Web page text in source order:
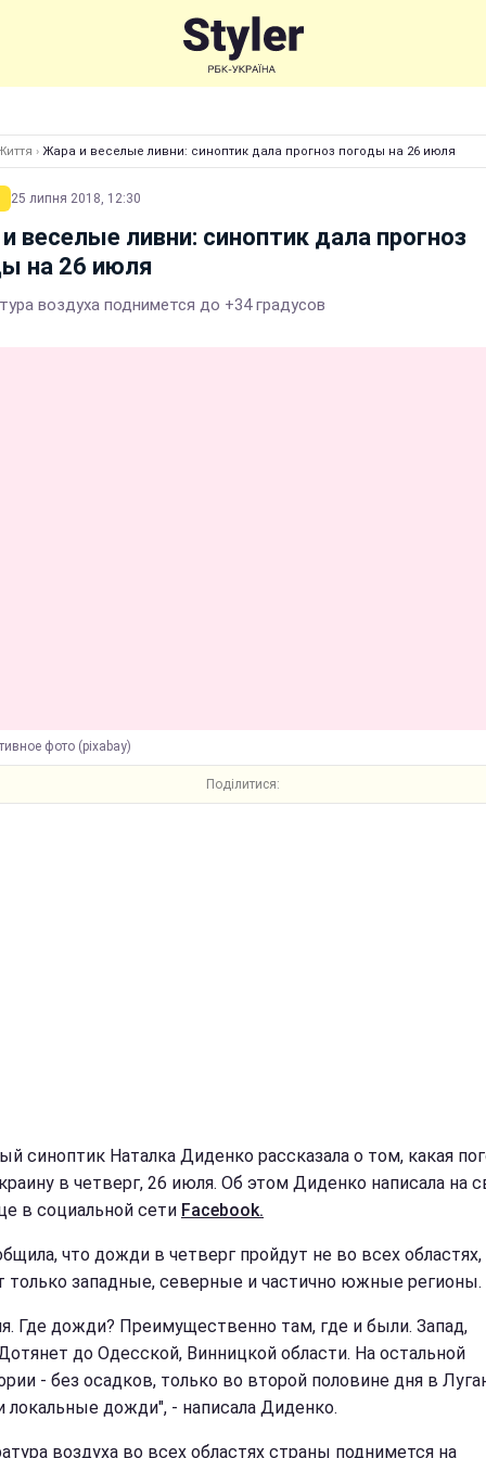
› Жара и веселые ливни: синоптик дала прогноз погоды на 26 июля
25 липня 2018, 12:30
веселые ливни: синоптик дала прогноз
на 26 июля
воздуха поднимется до +34 градусов
фото (pixabay)
Поділитися:
синоптик Наталка Диденко рассказала о том, какая
в четверг, 26 июля. Об этом Диденко написала на
в социальной сети Facebook.
что дожди в четверг пройдут не во всех областях,
только западные, северные и частично южные регионы.
Где дожди? Преимущественно там, где и были. Запад,
до Одесской, Винницкой области. На остальной
- без осадков, только во второй половине дня в
локальные дожди", - написала Диденко.
воздуха во всех областях страны поднимется на